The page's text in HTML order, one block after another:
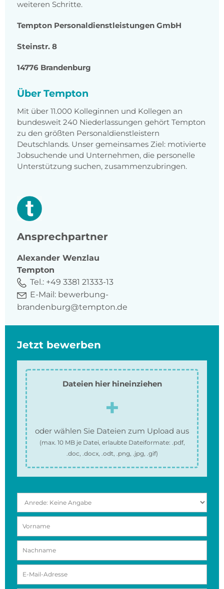
weiteren Schritte.
Tempton Personaldienstleistungen GmbH
Steinstr. 8
14776 Brandenburg
Über Tempton
Mit über 11.000 Kolleginnen und Kollegen an
bundesweit 240 Niederlassungen gehört Tempton
zu den größten Personaldienstleistern
Deutschlands. Unser gemeinsames Ziel: motivierte
Jobsuchende und Unternehmen, die personelle
Unterstützung suchen, zusammenzubringen.
Ansprechpartner
Alexander Wenzlau
Tempton
Tel.: +49 3381 21333-13
E-Mail: bewerbung-
brandenburg@tempton.de
Jetzt bewerben
Dateien hier hineinziehen
oder wählen Sie Dateien zum Upload aus
(max. 10 MBje Datei, erlaubte Dateiformate: .pdf,
.doc, .docx, .odt, .png, .jpg, .gif)